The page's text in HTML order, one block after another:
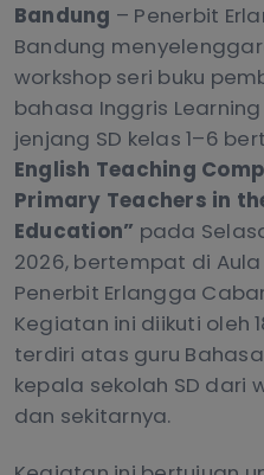
Bandung – Penerbit
Bandung
workshop seri buku
bahasa Inggris
jenjang SD kelas 1–6
English Teaching
Primary Teachers in
Education” pada
2026, bertempat di Aula
Penerbit Erlangga
Kegiatan ini diikuti oleh
terdiri atas guru
kepala sekolah SD dari
dan sekitarnya.